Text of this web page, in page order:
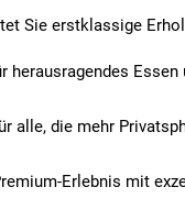
Sie erstklassige
herausragendes
alle, die mehr
Erlebnis mit